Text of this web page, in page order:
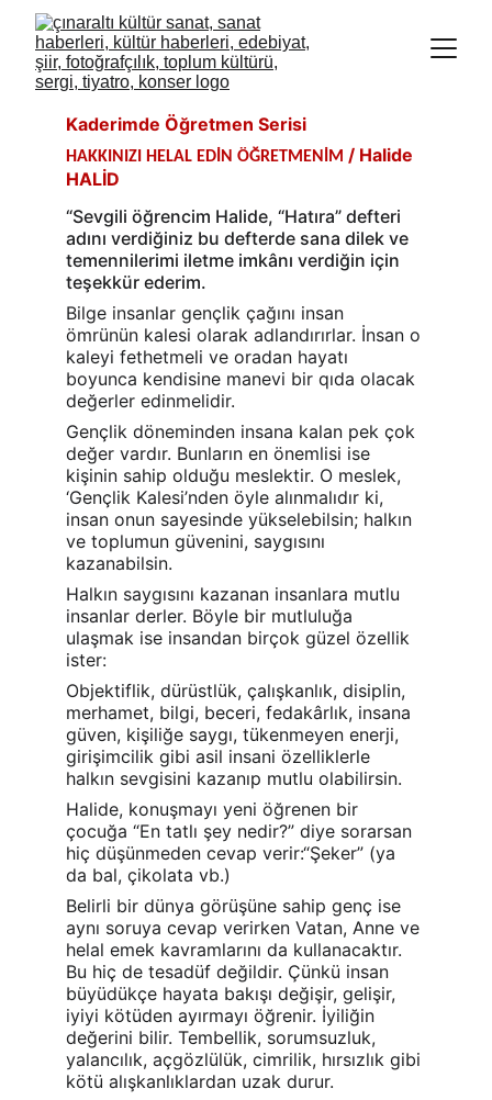
Kaderimde Öğretmen Serisi
HAKKINIZI HELAL EDİN ÖĞRETMENİM / Halide
HALİD
“Sevgili öğrencim Halide, “Hatıra” defteri
adını verdiğiniz bu defterde sana dilek ve
temennilerimi iletme imkânı verdiğin için
teşekkür ederim.
Bilge insanlar gençlik çağını insan
ömrünün kalesi olarak adlandırırlar. İnsan o
kaleyi fethetmeli ve oradan hayatı
boyunca kendisine manevi bir qıda olacak
değerler edinmelidir.
Gençlik döneminden insana kalan pek çok
değer vardır. Bunların en önemlisi ise
kişinin sahip olduğu meslektir. O meslek,
‘Gençlik Kalesi’nden öyle alınmalıdır ki,
insan onun sayesinde yükselebilsin; halkın
ve toplumun güvenini, saygısını
kazanabilsin.
Halkın saygısını kazanan insanlara mutlu
insanlar derler. Böyle bir mutluluğa
ulaşmak ise insandan birçok güzel özellik
ister:
Objektiflik, dürüstlük, çalışkanlık, disiplin,
merhamet, bilgi, beceri, fedakârlık, insana
güven, kişiliğe saygı, tükenmeyen enerji,
girişimcilik gibi asil insani özelliklerle
halkın sevgisini kazanıp mutlu olabilirsin.
Halide, konuşmayı yeni öğrenen bir
çocuğa “En tatlı şey nedir?” diye sorarsan
hiç düşünmeden cevap verir:“Şeker” (ya
da bal, çikolata vb.)
Belirli bir dünya görüşüne sahip genç ise
aynı soruya cevap verirken Vatan, Anne ve
helal emek kavramlarını da kullanacaktır.
Bu hiç de tesadüf değildir. Çünkü insan
büyüdükçe hayata bakışı değişir, gelişir,
iyiyi kötüden ayırmayı öğrenir. İyiliğin
değerini bilir. Tembellik, sorumsuzluk,
yalancılık, açgözlülük, cimrilik, hırsızlık gibi
kötü alışkanlıklardan uzak durur.